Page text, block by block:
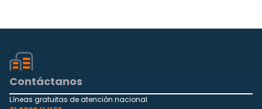
Contáctanos
Líneas gratuitas de atención nacional